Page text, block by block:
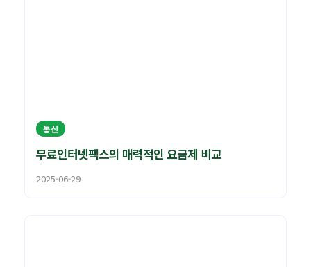
통신
무료인터넷팩스의 매력적인 요금제 비교
2025-06-29